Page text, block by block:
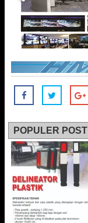
POPULER POST